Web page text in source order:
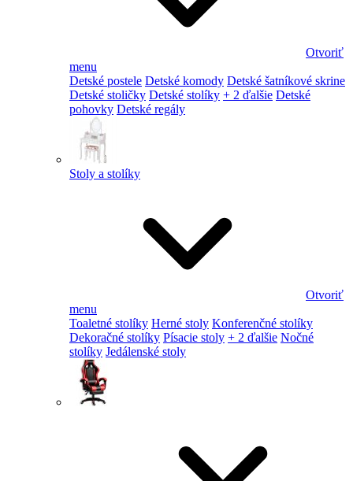
Otvoriť
menu
Detské postele Detské komody Detské šatníkové skrine
Detské stoličky Detské stolíky + 2 ďalšie Detské
pohovky Detské regály
Stoly a stolíky
Otvoriť
menu
Toaletné stolíky Herné stoly Konferenčné stolíky
Dekoračné stolíky Písacie stoly + 2 ďalšie Nočné
stolíky Jedálenské stoly